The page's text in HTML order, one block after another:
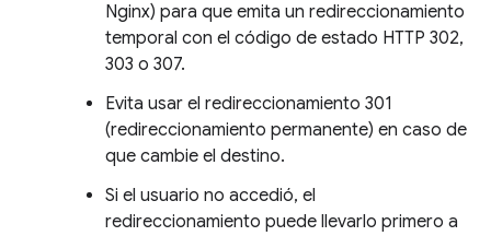
Nginx) para que emita un redireccionamiento
temporal con el código de estado HTTP 302,
303 o 307.
Evita usar el redireccionamiento 301
(redireccionamiento permanente) en caso de
que cambie el destino.
Si el usuario no accedió, el
redireccionamiento puede llevarlo primero a